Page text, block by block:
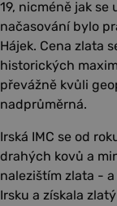
19, nicméně jak
načasování bylo
Hájek. Cena zlata
historických
převážně kvůli
nadprůměrná.
Irská IMC se od
drahých kovů a
nalezištím zlata -
Irsku a získala